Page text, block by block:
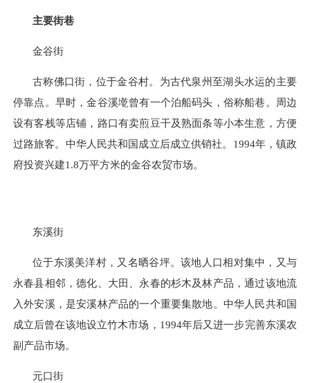
主要街巷
金谷街
古称佛口街，位于金谷村。为古代泉州至湖头水运的主要
停靠点。早时，金谷溪墘曾有一个泊船码头，俗称船巷。周边
设有客栈等店铺，路口有卖煎豆干及熟面条等小本生意，方便
过路旅客。中华人民共和国成立后成立供销社。1994年，镇政
府投资兴建1.8万平方米的金谷农贸市场。
东溪街
位于东溪美洋村，又名晒谷坪。该地人口相对集中，又与
永春县相邻，德化、大田、永春的杉木及林产品，通过该地流
入外安溪，是安溪林产品的一个重要集散地。中华人民共和国
成立后曾在该地设立竹木市场，1994年后又进一步完善东溪农
副产品市场。
元口街